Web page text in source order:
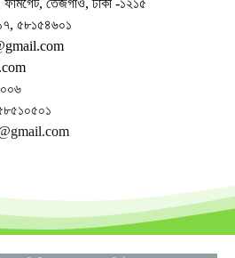
তেজগাঁও, ঢাকা -১২১৫
৫৮১৫৪৬০১